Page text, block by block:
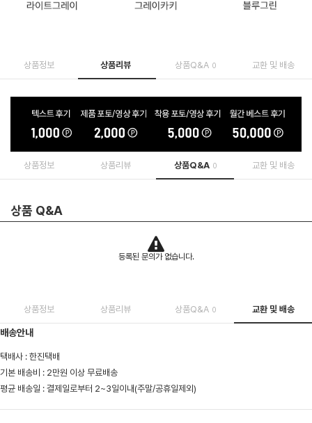
상품정보 상품리뷰 상품Q&A 0 교환 및 배송
상품정보 상품리뷰 상품Q&A 0 교환 및 배송
상품 Q&A
등록된 문의가 없습니다.
상품정보 상품리뷰 상품Q&A 0 교환 및 배송
배송안내
택배사 : 한진택배
기본 배송비 : 2만원 이상 무료배송
평균 배송일 : 결제일로부터 2~3일이내(주말/공휴일제외)